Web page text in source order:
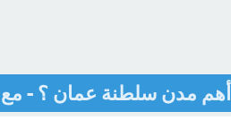
أهم مدن سلطنة عمان ؟ -